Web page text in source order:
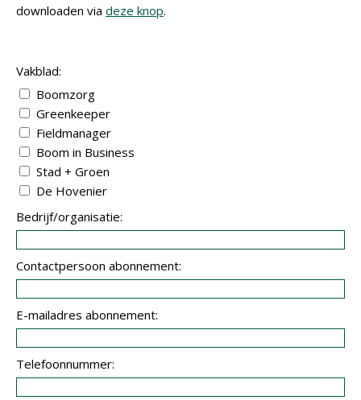
downloaden via deze knop.
Vakblad:
Boomzorg
Greenkeeper
Fieldmanager
Boom in Business
Stad + Groen
De Hovenier
Bedrijf/organisatie:
Contactpersoon abonnement:
E-mailadres abonnement:
Telefoonnummer: